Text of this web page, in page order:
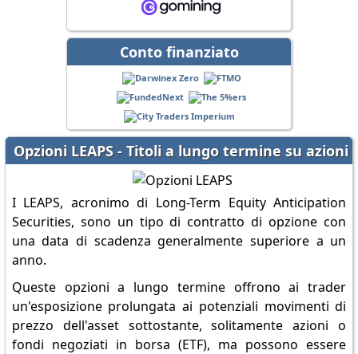
Conto finanziato
Opzioni LEAPS - Titoli a lungo termine su azioni
I LEAPS, acronimo di Long-Term Equity Anticipation
Securities, sono un tipo di contratto di opzione con
una data di scadenza generalmente superiore a un
anno.
Queste opzioni a lungo termine offrono ai trader
un'esposizione prolungata ai potenziali movimenti di
prezzo dell'asset sottostante, solitamente azioni o
fondi negoziati in borsa (ETF), ma possono essere